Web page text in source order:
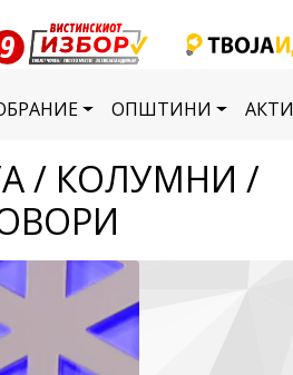
ОПШТИНИ АКТИ
/ КОЛУМНИ /